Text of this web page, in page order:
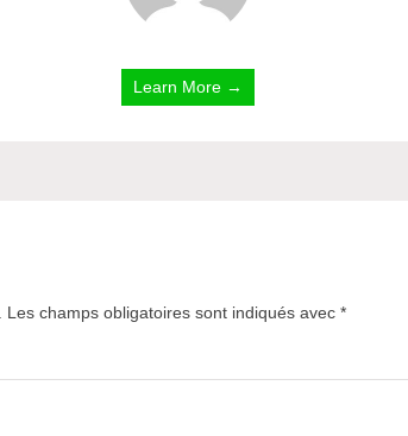
Learn More →
Les champs obligatoires sont indiqués avec*